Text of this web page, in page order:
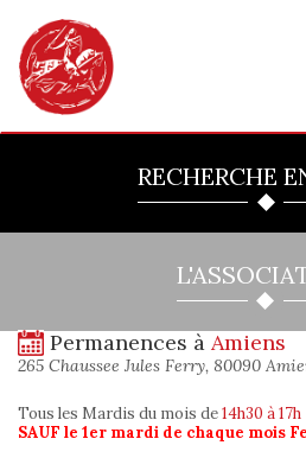
RECHERCHE
Permanences à Amiens
265 Chaussee Jules Ferry, 80090
Tous les Mardis du mois de14h30 à 17h
SAUF le 1er mardi de chaque mois